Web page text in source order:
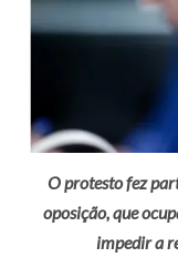
O protesto fez
oposição, que
impedir a